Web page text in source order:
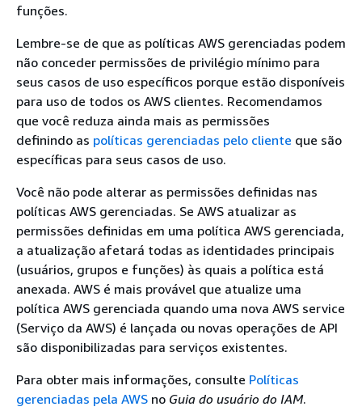
funções.
Lembre-se de que as políticas AWS gerenciadas podem
não conceder permissões de privilégio mínimo para
seus casos de uso específicos porque estão disponíveis
para uso de todos os AWS clientes. Recomendamos
que você reduza ainda mais as permissões
definindo as políticas gerenciadas pelo cliente que são
específicas para seus casos de uso.
Você não pode alterar as permissões definidas nas
políticas AWS gerenciadas. Se AWS atualizar as
permissões definidas em uma política AWS gerenciada,
a atualização afetará todas as identidades principais
(usuários, grupos e funções) às quais a política está
anexada. AWS é mais provável que atualize uma
política AWS gerenciada quando uma nova AWS service
(Serviço da AWS) é lançada ou novas operações de API
são disponibilizadas para serviços existentes.
Para obter mais informações, consulte Políticas
gerenciadas pela AWS no Guia do usuário do IAM.